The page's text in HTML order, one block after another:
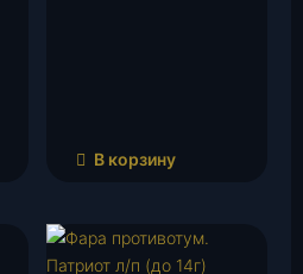
В корзину